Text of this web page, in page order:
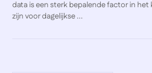
data is een sterk bepalende factor in het
zijn voor dagelijkse ...